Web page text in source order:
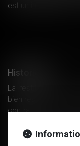
est un immeuble...
Historique
La restitution par
bien restitué et la
contrat
L'URSSAF aide